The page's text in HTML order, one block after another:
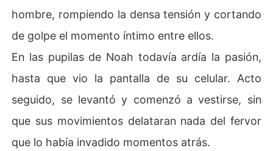
hombre, rompiendo la densa tensión y cortando
de golpe el momento íntimo entre ellos.
En las pupilas de Noah todavía ardía la pasión,
hasta que vio la pantalla de su celular. Acto
seguido, se levantó y comenzó a vestirse, sin
que sus movimientos delataran nada del fervor
que lo había invadido momentos atrás.